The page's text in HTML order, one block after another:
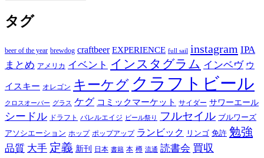
ゴ
リ
タグ
beer of the year brewdog craftbeer EXPERIENCE full sail instagram IPA
まとめ アメリカ イベント インスタグラム インベヴ ウ
イスキー オレゴン キーケグ クラフトビール
クロスオーバー グラス ケグ コミックマーケット サイダー サワーエール
シードル ドラフト バレルエイジ ビール祭り フルセイル ブルワーズ
アソシエーション ホップ ポップアップ ランビック リンゴ 免許 勉強
品質 大手 定義 新刊 日本 書籍 本 樽 流通 読書会 買収